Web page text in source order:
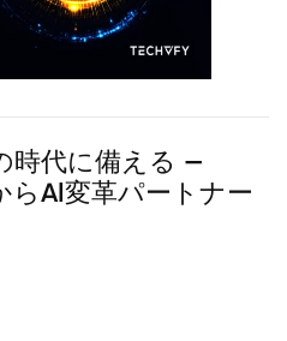
時代に備える —
らAI変革パートナー